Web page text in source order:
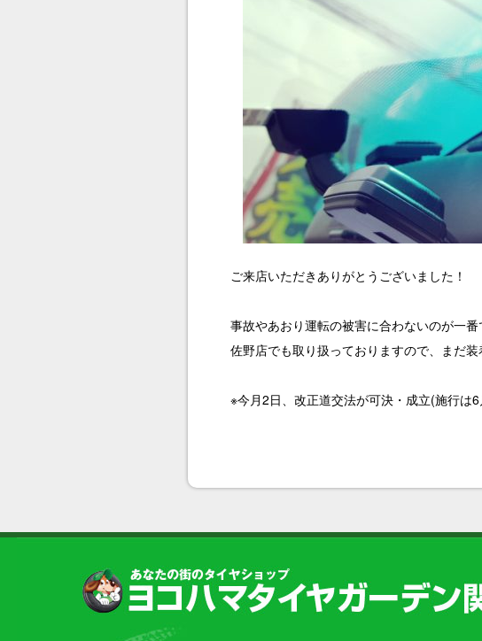
ご来店いただきありがとうございました！
事故やあおり運転の被害に合わないのが一
佐野店でも取り扱っておりますので、まだ
※今月2日、改正道交法が可決・成立(施行は